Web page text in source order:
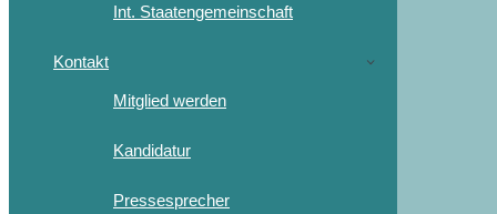
Int. Staatengemeinschaft
Kontakt
Mitglied werden
Kandidatur
Pressesprecher